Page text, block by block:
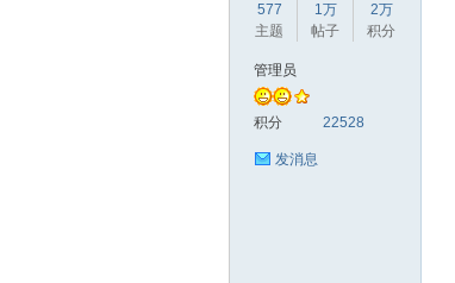
577
主题
1万
帖子
2万
积分
管理员
积分 22528
发消息